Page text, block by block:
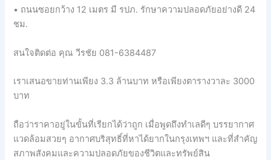
• ถนนซอยกว้าง 12 เมตร มี รปภ. รักษาความปลอดภัยอย่างดี 24
ชม.
สนใจติดต่อ คุณ วีรชัย 081-6384487
เราเสนอขายท่านเพียง 3.3 ล้านบาท หรือเพียงตารางวาละ 3000
บาท
ถือว่าราคาอยู่ในขั้นที่เรียกได้ว่าถูก เมื่อพูดถึงทำเลดีๆ บรรยากาศ
แวดล้อมสวยๆ อากาศบริสุทธิ์ที่หาได้ยากในกรุงเทพฯ และที่สำคัญ
สภาพสังคมและความปลอดภัยของชีวิตและทรัพย์สิน